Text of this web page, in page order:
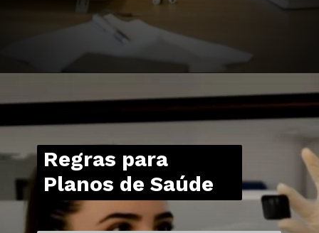
Regras para
Planos de Saúde